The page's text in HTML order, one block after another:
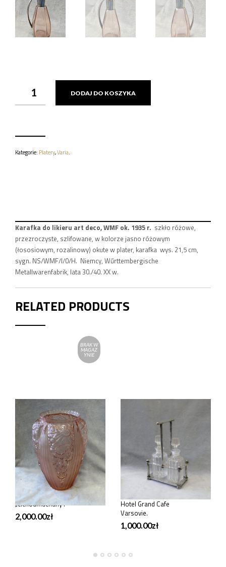
KARAFKA
DO
OK.
DODAJ DO KOSZYKA
Kategorie: Platery,Varia.
Karafka do likieru art deco, WMF ok. 1935 r. szkło różowe,
przezroczyste, szlifowane, w kolorze jasno różowym
(łososiowym, rozalinowy) okute w plater, karafka wys. 21,5 cm,
sygn. NS/WMF/I/0/H. Niemcy, Wűrttembergische
Metallwarenfabrik, lata 30./40. XX w.
RELATED PRODUCTS
BRAK W
MAGAZ
YNIE
VARIA
Wazon Huta Niemen J.
Stolle , art deco tzw.
„cichodmuchany”.
2,000.00zł
PLATERY
Serwis do octu i oliwy,
Hotel Grand Cafe
Varsovie.
1,000.00zł